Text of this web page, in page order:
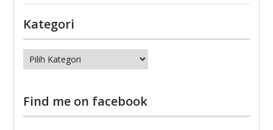
Kategori
Kategori
Find me on facebook